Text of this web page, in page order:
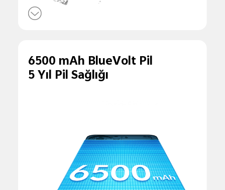
6500 mAh BlueVolt Pil
5 Yıl Pil Sağlığı